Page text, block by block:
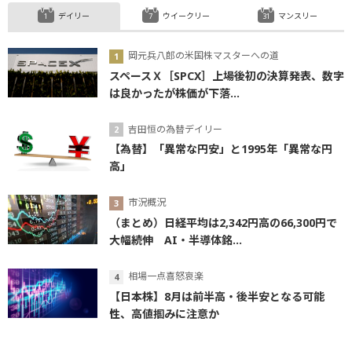
デイリー
岡元兵八郎の米国株マスターへの道
スペースＸ［SPCX］上場後初の決算発表、数字
は良かったが株価が下落...
吉田恒の為替デイリー
【為替】「異常な円安」と1995年「異常な円
高」
市況概況
（まとめ）日経平均は2,342円高の66,300円で
大幅続伸 AI・半導体銘...
相場一点喜怒哀楽
【日本株】8月は前半高・後半安となる可能
性、高値掴みに注意か
ウイークリー マンスリー